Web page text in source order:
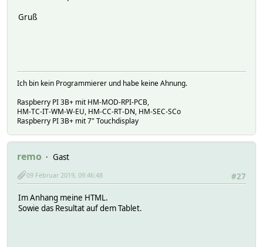
Gruß
Ich bin kein Programmierer und habe keine Ahnung.
Raspberry PI 3B+ mit HM-MOD-RPI-PCB,
HM-TC-IT-WM-W-EU, HM-CC-RT-DN, HM-SEC-SCo
Raspberry PI 3B+ mit 7" Touchdisplay
remo
Gast
#27
09 Februar 2019, 09:46:48
Im Anhang meine HTML.
Sowie das Resultat auf dem Tablet.